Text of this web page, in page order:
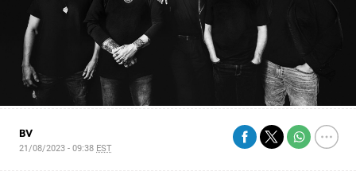
BV
21/08/2023 - 09:38 EST